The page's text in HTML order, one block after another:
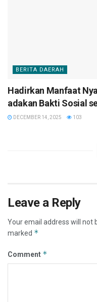
BERITA DAERAH
Hadirkan Manfaat
adakan Bakti Sosial
DECEMBER 14, 2025 103
Leave a Reply
Your email address will not
marked *
Comment *